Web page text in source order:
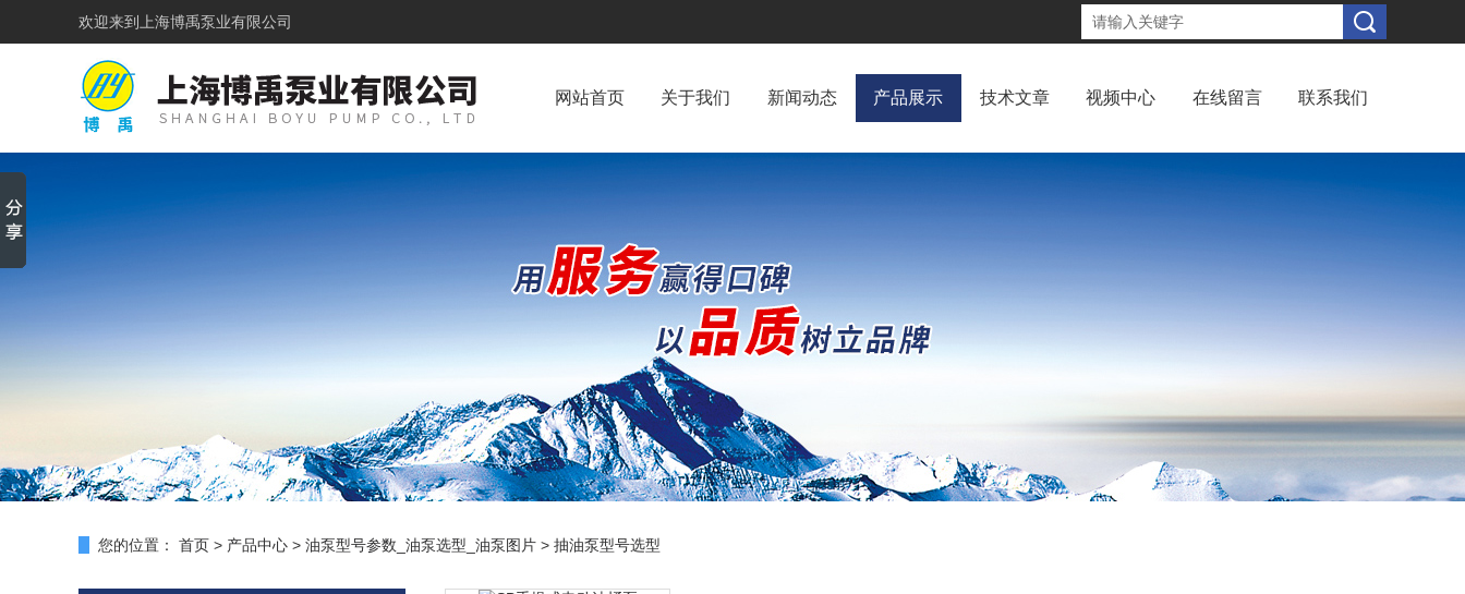
欢迎来到 上海博禹泵业有限公司
网站首页 关于我们 新闻动态 产品展示 技术文章 视频中心 在线留言 联系我们
您的位置： 首页 > 产品中心 > 油泵型号参数_油泵选型_油泵图片 > 抽油泵型号选型